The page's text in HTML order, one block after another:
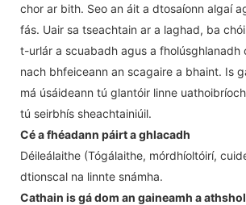
chor ar bith. Seo an áit a dtosaíonn algaí
fás. Uair sa tseachtain ar a laghad, ba
t-urlár a scuabadh agus a fholúsghlanadh
nach bhfeiceann an scagaire a bhaint. Is
má úsáideann tú glantóir linne
tú seirbhís sheachtainiúil.
Cé a fhéadann páirt a ghlacadh
Déileálaithe (Tógálaithe, mórdhíoltóirí,
dtionscal na linnte snámha.
Cathain is gá dom an gaineamh a